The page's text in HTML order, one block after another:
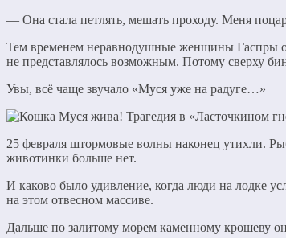
— Она стала петлять, мешать проходу. Меня
Тем временем неравнодушные женщины Гаспры
не представлялось возможным. Потому сверху
Увы, всё чаще звучало «Муся уже на радуге…»
25 февраля штормовые волны наконец утихли.
животинки больше нет.
И каково было удивление, когда люди на лодке
на этом отвесном массиве.
Дальше по залитому морем каменному крошеву